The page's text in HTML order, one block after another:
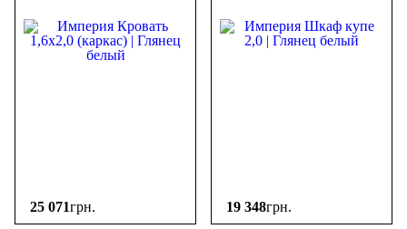
25 071грн. 19 348грн.